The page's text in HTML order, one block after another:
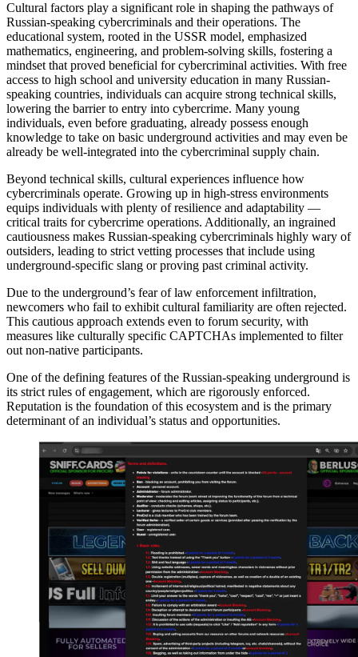
Cultural factors play a significant role in shaping the pathways of
Russian-speaking cybercriminals and their operations. The
educational system, rooted in the USSR model, emphasized
mathematics, engineering, and problem-solving skills, fostering a
mindset that proved beneficial for cybercriminal activities. With free
access to high school and university education in many Russian-
speaking countries, individuals can acquire strong technical skills,
lowering the barrier to entry into cybercrime. Many young
individuals, even before graduating, already possess enough
knowledge to take on basic underground activities and may even be
already be well-integrated into the cybercriminal supply chain.
Beyond technical skills, cultural experiences influence how
cybercriminals operate. Growing up in high-stress environments
equips individuals with plenty of resilience and adaptability —
critical traits for cybercrime operations. Additionally, an ingrained
cautiousness makes Russian-speaking cybercriminals highly wary of
outsiders, leading to strict vetting processes that include using
underground-specific slang or proving past criminal activity.
Due to the underground’s fear of law enforcement infiltration,
newcomers who fail to exhibit cultural familiarity are often rejected.
This cautious approach extends even to forum security, with
measures like culturally specific CAPTCHAs implemented to filter
out non-native participants.
One of the defining features of the Russian-speaking underground is
its strict rules of engagement, which are rigorously enforced.
Reputation is the foundation of this ecosystem and is the primary
determinant of an individual’s status and opportunities.